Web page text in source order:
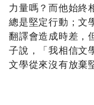
力量嗎？而他始終
總是堅定行動；文
翻譯會造成時差，
子說，「我相信文
文學從來沒有放棄